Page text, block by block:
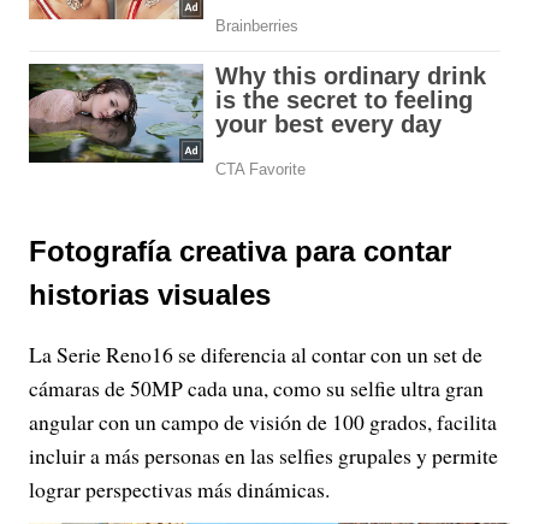
Fotografía creativa para contar
historias visuales
La Serie Reno16 se diferencia al contar con un set de
cámaras de 50MP cada una, como su selfie ultra gran
angular con un campo de visión de 100 grados, facilita
incluir a más personas en las selfies grupales y permite
lograr perspectivas más dinámicas.